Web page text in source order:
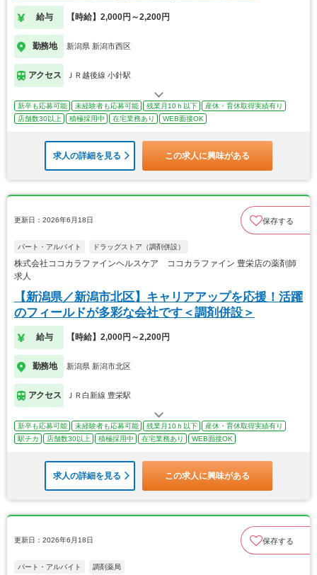
給与 【時給】2,000円～2,200円
勤務地 新潟県 新潟市西区
アクセス ＪＲ越後線 小針駅
新卒も応募可能 未経験者も応募可能 残業月10ｈ以下
産休・育休取得実績有り
店舗数30以上
積極採用中 在宅業務あり WEB面接OK
求人の詳細を見る この求人に興味がある
更新日：2026年6月18日 保存する
パート・アルバイト ドラッグストア（調剤併設）
株式会社ココカラファインヘルスケア ココカラファイン 豊栄店の薬剤師
求人
【新潟県／新潟市北区】キャリアアップを応援！活躍
のフィールドが多彩な会社です＜調剤併設＞
給与 【時給】2,000円～2,200円
勤務地 新潟県 新潟市北区
アクセス ＪＲ白新線 豊栄駅
新卒も応募可能 未経験者も応募可能 残業月10ｈ以下
産休・育休取得実績有り
駅チカ
店舗数30以上 積極採用中 在宅業務あり WEB面接OK
求人の詳細を見る この求人に興味がある
更新日：2026年6月18日 保存する
パート・アルバイト 調剤薬局